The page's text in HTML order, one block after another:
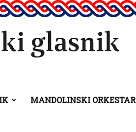
MANDOLINSKI ORKESTAR